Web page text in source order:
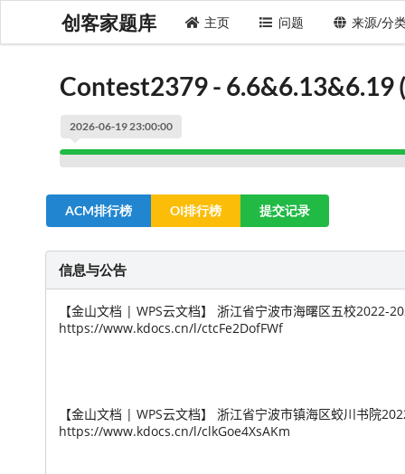
创客家题库 主页 问题 来源/分
Contest2379 - 6.6&6.13&6.19
2026-06-19 23:00:00
ACM排行榜 OI排行榜 提交记录
信息与公告
【金山文档 | WPS云文档】 浙江省宁波市海曙区五校2022-
https://www.kdocs.cn/l/ctcFe2DofFWf
【金山文档 | WPS云文档】 浙江省宁波市镇海区蛟川书院
https://www.kdocs.cn/l/clkGoe4XsAKm